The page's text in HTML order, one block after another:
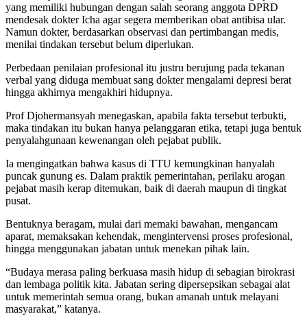
yang memiliki hubungan dengan salah seorang anggota DPRD
mendesak dokter Icha agar segera memberikan obat antibisa ular.
Namun dokter, berdasarkan observasi dan pertimbangan medis,
menilai tindakan tersebut belum diperlukan.
Perbedaan penilaian profesional itu justru berujung pada tekanan
verbal yang diduga membuat sang dokter mengalami depresi berat
hingga akhirnya mengakhiri hidupnya.
Prof Djohermansyah menegaskan, apabila fakta tersebut terbukti,
maka tindakan itu bukan hanya pelanggaran etika, tetapi juga bentuk
penyalahgunaan kewenangan oleh pejabat publik.
Ia mengingatkan bahwa kasus di TTU kemungkinan hanyalah
puncak gunung es. Dalam praktik pemerintahan, perilaku arogan
pejabat masih kerap ditemukan, baik di daerah maupun di tingkat
pusat.
Bentuknya beragam, mulai dari memaki bawahan, mengancam
aparat, memaksakan kehendak, mengintervensi proses profesional,
hingga menggunakan jabatan untuk menekan pihak lain.
“Budaya merasa paling berkuasa masih hidup di sebagian birokrasi
dan lembaga politik kita. Jabatan sering dipersepsikan sebagai alat
untuk memerintah semua orang, bukan amanah untuk melayani
masyarakat,” katanya.